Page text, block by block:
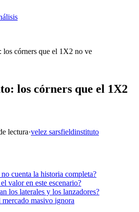
los córners que el 1X2 no ve
los córners que el 1X2
lectura·velez sarsfieldinstituto
cuenta la historia completa?
valor en este escenario?
los laterales y los lanzadores?
masivo ignora